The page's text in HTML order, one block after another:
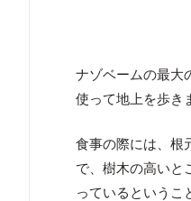
ナゾベームの最大
使って地上を歩き
食事の際には、根
で、樹木の高いと
っているというこ